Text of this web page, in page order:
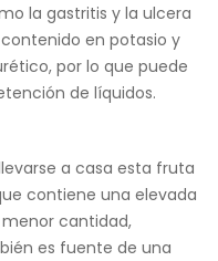
la gastritis y la ulcera
en potasio y
por lo que puede
de líquidos.
a casa esta fruta
contiene una elevada
cantidad,
es fuente de una